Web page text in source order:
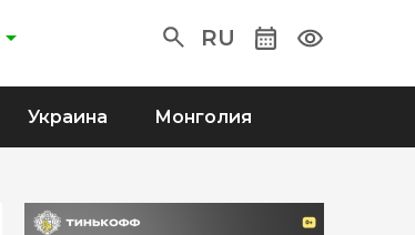
RU
Украина Монголия